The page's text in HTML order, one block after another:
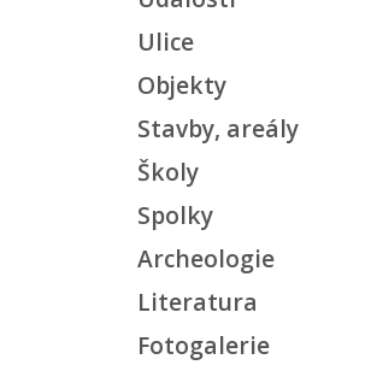
Ulice
Objekty
Stavby, areály
Školy
Spolky
Archeologie
Literatura
Fotogalerie